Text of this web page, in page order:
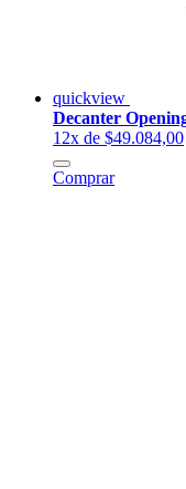
quickview
Decanter
12x de $49.084,00
Comprar